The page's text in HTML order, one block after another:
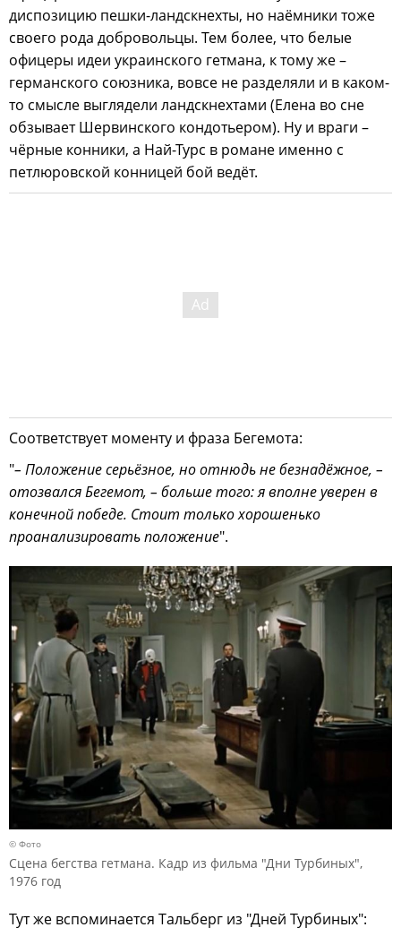
диспозицию пешки-ландскнехты, но наёмники тоже
своего рода добровольцы. Тем более, что белые
офицеры идеи украинского гетмана, к тому же –
германского союзника, вовсе не разделяли и в каком-
то смысле выглядели ландскнехтами (Елена во сне
обзывает Шервинского кондотьером). Ну и враги –
чёрные конники, а Най-Турс в романе именно с
петлюровской конницей бой ведёт.
Соответствует моменту и фраза Бегемота:
"– Положение серьёзное, но отнюдь не безнадёжное, –
отозвался Бегемот, – больше того: я вполне уверен в
конечной победе. Стоит только хорошенько
проанализировать положение".
© Фото
Сцена бегства гетмана. Кадр из фильма "Дни Турбиных",
1976 год
Тут же вспоминается Тальберг из "Дней Турбиных":